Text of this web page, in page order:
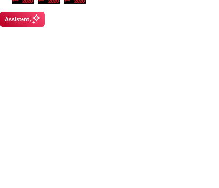
Assistent